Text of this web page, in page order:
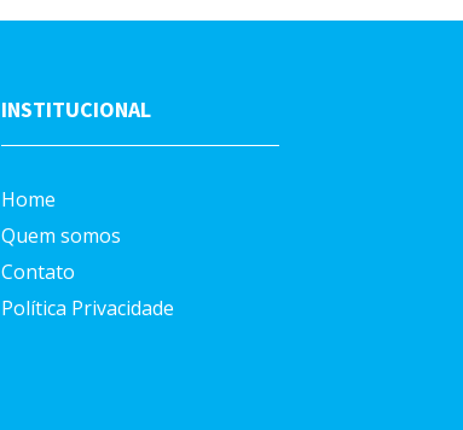
INSTITUCIONAL
Home
Quem somos
Contato
Política Privacidade